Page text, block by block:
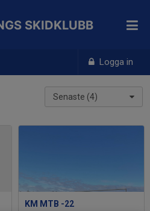
Logga in
SKIDKLUBB
Senaste (4)
KM MTB -22